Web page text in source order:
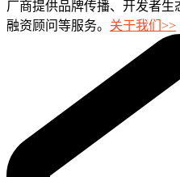
厂商提供品牌传播、开发者生
融资顾问等服务。 关于我们>>